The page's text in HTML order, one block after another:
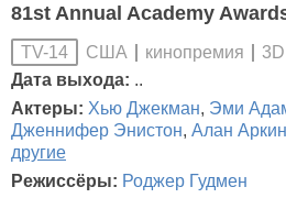
81st Annual Academy
TV-14 США кинопремия
3D
Дата выхода: ..
Актеры: Хью Джекман, Эми
Дженнифер Энистон, Алан Аркин
другие
Режиссёры: Роджер Гудмен